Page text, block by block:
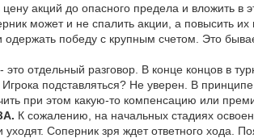
цену акций до опасного предела и вложить в
может и не спалить акции, а повысить
одержать победу с крупным счетом. Это
отдельный разговор. В конце концов в
подставляться? Не уверен. В
при этом какую-то компенсацию или
К сожалению, на начальных стадиях
уходят. Соперник зря ждет ответного хода.